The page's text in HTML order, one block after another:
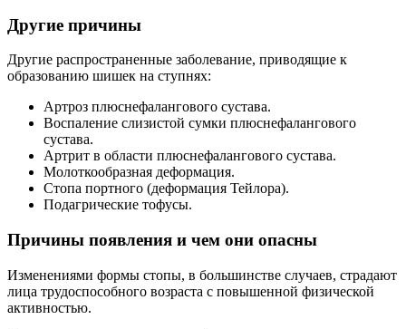
Другие причины
Другие распространенные заболевание, приводящие к
образованию шишек на ступнях:
Артроз плюснефалангового сустава.
Воспаление слизистой сумки плюснефалангового
сустава.
Артрит в области плюснефалангового сустава.
Молоткообразная деформация.
Стопа портного (деформация Тейлора).
Подагрические тофусы.
Причины появления и чем они опасны
Изменениями формы стопы, в большинстве случаев, страдают
лица трудоспособного возраста с повышенной физической
активностью.